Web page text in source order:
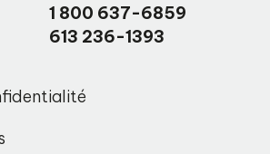
1 800 637-6859
613 236-1393